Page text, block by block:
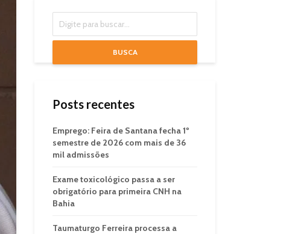
BUSCA
Posts recentes
Emprego: Feira de Santana fecha 1º
semestre de 2026 com mais de 36
mil admissões
Exame toxicológico passa a ser
obrigatório para primeira CNH na
Bahia
Taumaturgo Ferreira processa a